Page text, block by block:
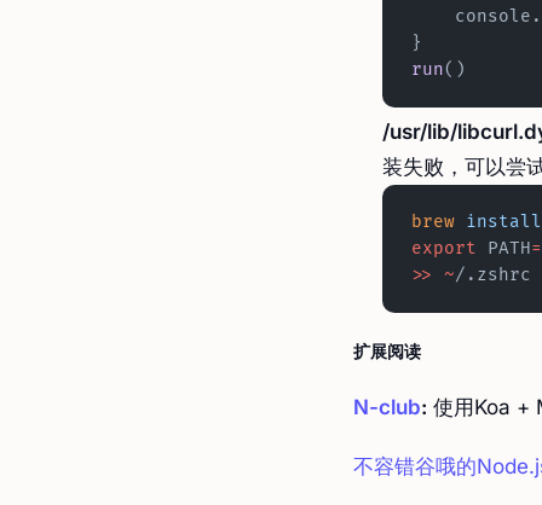
    console.
}
run()
/usr/lib/
装失败，可以尝
brew install
export PATH=
>>
~/.zshrc
扩展阅读
N-club: 使用Koa +
不容错谷哦的